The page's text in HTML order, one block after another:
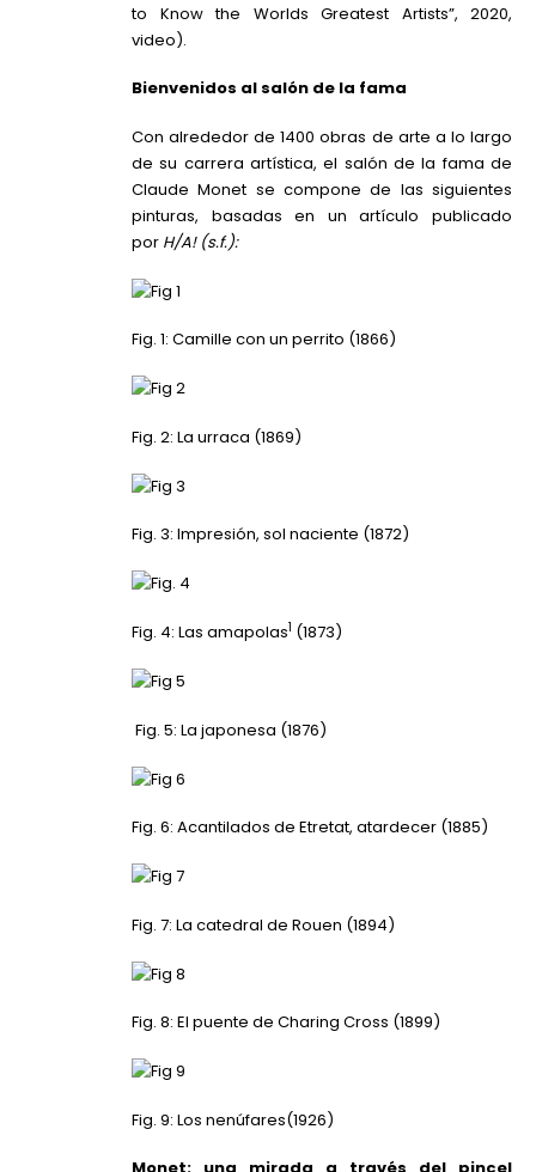
to Know the Worlds Greatest Artists”, 2020,
video).
Bienvenidos al salón de la fama
Con alrededor de 1400 obras de arte a lo largo
de su carrera artística, el salón de la fama de
Claude Monet se compone de las siguientes
pinturas, basadas en un artículo publicado
por H/A! (s.f.):
Fig. 1: Camille con un perrito (1866)
Fig. 2: La urraca (1869)
Fig. 3: Impresión, sol naciente (1872)
Fig. 4: Las amapolas1 (1873)
Fig. 5: La japonesa (1876)
Fig. 6: Acantilados de Etretat, atardecer (1885)
Fig. 7: La catedral de Rouen (1894)
Fig. 8: El puente de Charing Cross (1899)
Fig. 9: Los nenúfares(1926)